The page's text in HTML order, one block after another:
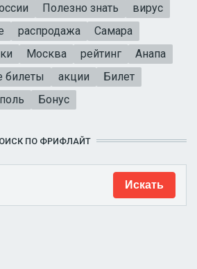
Полезно знать
вирус
распродажа
Самара
Москва рейтинг
Анапа
акции
Билет
Бонус
ПО ФРИФЛАЙТ